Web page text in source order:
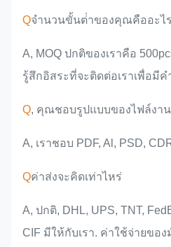
Qจํานวนขั้นต่ําของคุณคืออะไ
A, MOQ ปกติของเราคือ
รู้สึกอิสระที่จะติดต่อเราเพื่อมีคํ
Q, คุณชอบรูปแบบของไฟล์งา
A, เราชอบ PDF, Al, PSD,
Qค่าส่งจะคิดเท่าไหร่
A, ปกติ, DHL, UPS, TNT,
CIF มีให้กับเรา. ค่าใช้จ่ายขอ